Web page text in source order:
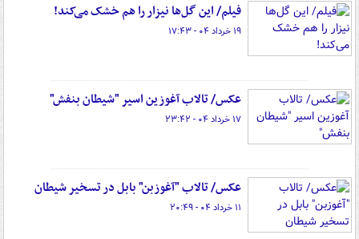
فیلم/ این گل‌ها نیزار را هم خشک می‌کند!
۱۹ خرداد ۰۴ - ۱۷:۴۳
عکس/ تالاب آغوزین اسیر "شیطان بنفش"
۱۷ خرداد ۰۴ - ۲۳:۴۲
عکس/ تالاب "آغوزبن" بابل در تسخیر شیطان‌
۱۱ خرداد ۰۴ - ۲۰:۴۹